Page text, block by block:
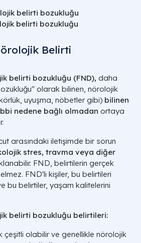
belirti bozukluğu
belirti bozukluğu
Belirti
belirti bozukluğu (FND), daha
olarak bilinen, nörolojik
uyuşma, nöbetler gibi) bilinen
nedene bağlı olmadan ortaya
arasındaki iletişimde bir sorun
stres, travma veya diğer
FND, belirtilerin gerçek
FND'li kişiler, bu belirtileri
bu belirtiler, yaşam kalitelerini
belirti bozukluğu belirtileri:
çeşitli olabilir ve genellikle nörolojik